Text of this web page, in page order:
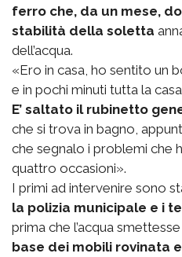
ferro che, da un mese,
stabilità della soletta
dell’acqua.
«Ero in casa, ho sentito un
e in pochi minuti tutta la
E’ saltato il rubinetto
che si trova in bagno,
che segnalo i problemi che
quattro occasioni».
I primi ad intervenire sono
la polizia municipale e i
prima che l’acqua
base dei mobili rovinata